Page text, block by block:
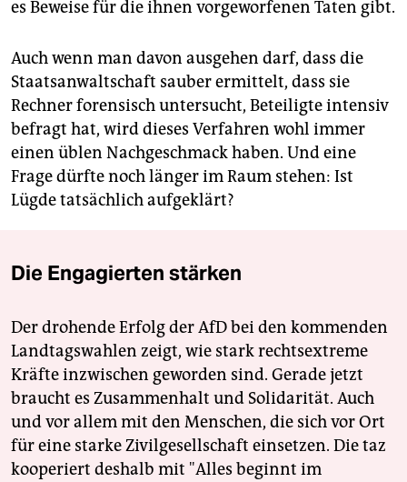
es Beweise für die ihnen vorgeworfenen Taten gibt.
Auch wenn man davon ausgehen darf, dass die
Staatsanwaltschaft sauber ermittelt, dass sie
Rechner forensisch untersucht, Beteiligte intensiv
befragt hat, wird dieses Verfahren wohl immer
einen üblen Nachgeschmack haben. Und eine
Frage dürfte noch länger im Raum stehen: Ist
Lügde tatsächlich aufgeklärt?
Die Engagierten stärken
Der drohende Erfolg der AfD bei den kommenden
Landtagswahlen zeigt, wie stark rechtsextreme
Kräfte inzwischen geworden sind. Gerade jetzt
braucht es Zusammenhalt und Solidarität. Auch
und vor allem mit den Menschen, die sich vor Ort
für eine starke Zivilgesellschaft einsetzen. Die taz
kooperiert deshalb mit "Alles beginnt im